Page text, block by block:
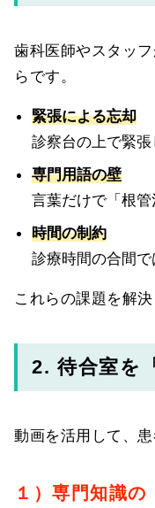
歯科医師やスタッ
らです。
緊張による忘却
診察台の上で緊
専門用語の壁
言葉だけで「根
時間の制約
診療時間の合間
これらの課題を解
2. 待合室を
動画を活用して、
１）専門知識の